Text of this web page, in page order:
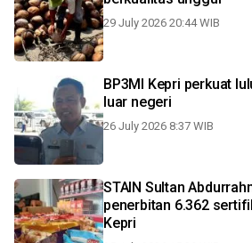
29 July 2026 20:44 WIB
BP3MI Kepri perkuat
luar negeri
26 July 2026 8:37 WIB
STAIN Sultan
penerbitan 6.362
Kepri